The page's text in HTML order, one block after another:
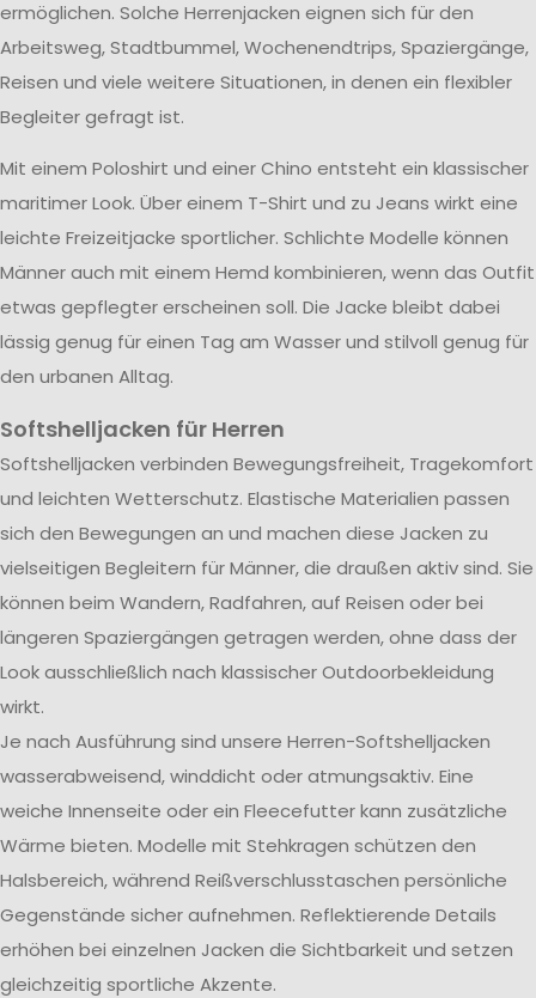
ermöglichen. Solche Herrenjacken eignen sich für den
Arbeitsweg, Stadtbummel, Wochenendtrips, Spaziergänge,
Reisen und viele weitere Situationen, in denen ein flexibler
Begleiter gefragt ist.
Mit einem Poloshirt und einer Chino entsteht ein klassischer
maritimer Look. Über einem T-Shirt und zu Jeans wirkt eine
leichte Freizeitjacke sportlicher. Schlichte Modelle können
Männer auch mit einem Hemd kombinieren, wenn das Outfit
etwas gepflegter erscheinen soll. Die Jacke bleibt dabei
lässig genug für einen Tag am Wasser und stilvoll genug für
den urbanen Alltag.
Softshelljacken für Herren
Softshelljacken verbinden Bewegungsfreiheit, Tragekomfort
und leichten Wetterschutz. Elastische Materialien passen
sich den Bewegungen an und machen diese Jacken zu
vielseitigen Begleitern für Männer, die draußen aktiv sind. Sie
können beim Wandern, Radfahren, auf Reisen oder bei
längeren Spaziergängen getragen werden, ohne dass der
Look ausschließlich nach klassischer Outdoorbekleidung
wirkt.
Je nach Ausführung sind unsere Herren-Softshelljacken
wasserabweisend, winddicht oder atmungsaktiv. Eine
weiche Innenseite oder ein Fleecefutter kann zusätzliche
Wärme bieten. Modelle mit Stehkragen schützen den
Halsbereich, während Reißverschlusstaschen persönliche
Gegenstände sicher aufnehmen. Reflektierende Details
erhöhen bei einzelnen Jacken die Sichtbarkeit und setzen
gleichzeitig sportliche Akzente.